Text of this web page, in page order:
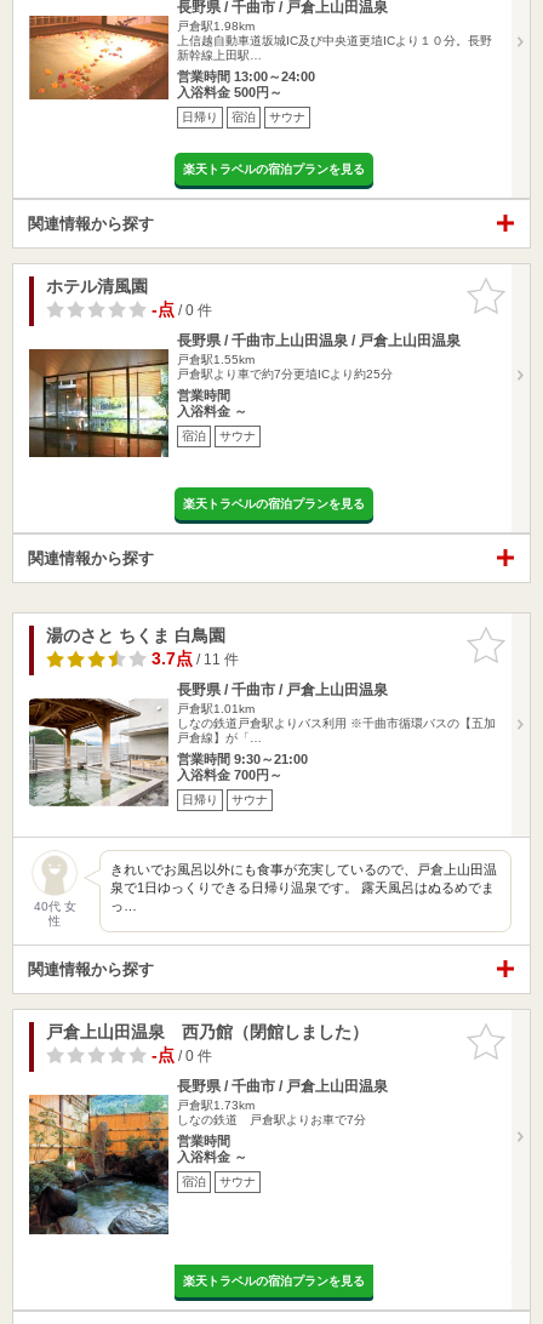
長野県 / 千曲市 / 戸倉上山田温泉
戸倉駅1.98km
上信越自動車道坂城IC及び中央道更埴ICより１０分。長野
新幹線上田駅…
営業時間 13:00～24:00
入浴料金 500円～
日帰り 宿泊 サウナ
楽天トラベルの宿泊プランを見る
関連情報から探す
お気に入
りに追加
ホテル清風園
-点/ 0 件
長野県 / 千曲市上山田温泉 / 戸倉上山田温泉
戸倉駅1.55km
戸倉駅より車で約7分更埴ICより約25分
営業時間
入浴料金 ～
宿泊 サウナ
楽天トラベルの宿泊プランを見る
関連情報から探す
お気に入
りに追加
湯のさと ちくま 白鳥園
3.7点/ 11 件
長野県 / 千曲市 / 戸倉上山田温泉
戸倉駅1.01km
しなの鉄道戸倉駅よりバス利用 ※千曲市循環バスの【五加
戸倉線】が「…
営業時間 9:30～21:00
入浴料金 700円～
日帰り サウナ
40代 女
性
きれいでお風呂以外にも食事が充実しているので、戸倉上山田温
泉で1日ゆっくりできる日帰り温泉です。 露天風呂はぬるめでま
っ…
関連情報から探す
お気に入
りに追加
戸倉上山田温泉 西乃館（閉館しました）
-点/ 0 件
長野県 / 千曲市 / 戸倉上山田温泉
戸倉駅1.73km
しなの鉄道 戸倉駅よりお車で7分
営業時間
入浴料金 ～
宿泊 サウナ
楽天トラベルの宿泊プランを見る